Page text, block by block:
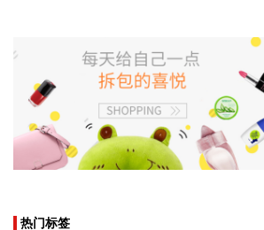
热门标签